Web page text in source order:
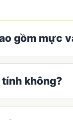
gồm mực
không?